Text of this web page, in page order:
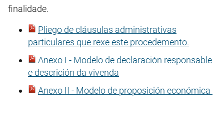
finalidade.
Pliego de cláusulas administrativas
particulares que rexe este procedemento.
Anexo I - Modelo de declaración responsable
e descrición da vivenda
Anexo II - Modelo de proposición económica